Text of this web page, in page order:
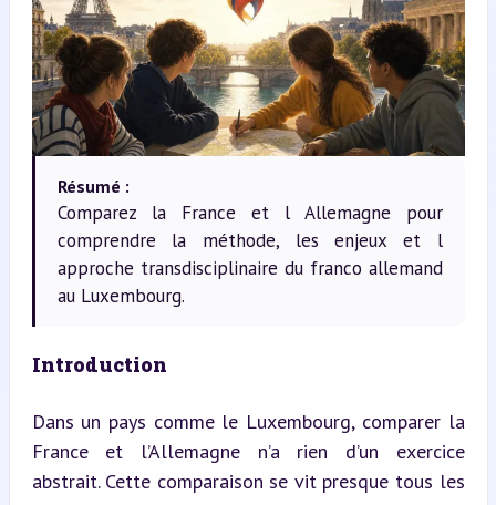
Résumé :
Comparez la France et l Allemagne pour
comprendre la méthode, les enjeux et l
approche transdisciplinaire du franco allemand
au Luxembourg.
Introduction
Dans un pays comme le Luxembourg, comparer la
France et l’Allemagne n’a rien d’un exercice
abstrait. Cette comparaison se vit presque tous les